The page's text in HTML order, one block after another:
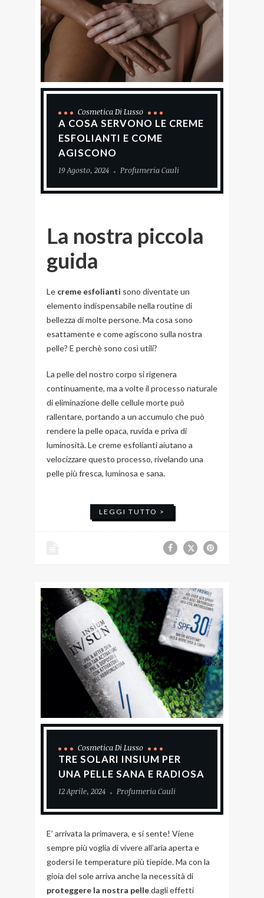
Cosmetica Di Lusso
A COSA SERVONO LE CREME
ESFOLIANTI E COME
AGISCONO
19 Agosto, 2024 Profumeria Cauli
La nostra piccola
guida
Le creme esfolianti sono diventate un
elemento indispensabile nella routine di
bellezza di molte persone. Ma cosa sono
esattamente e come agiscono sulla nostra
pelle? E perchè sono così utili?
La pelle del nostro corpo si rigenera
continuamente, ma a volte il processo naturale
di eliminazione delle cellule morte può
rallentare, portando a un accumulo che può
rendere la pelle opaca, ruvida e priva di
luminosità. Le creme esfolianti aiutano a
velocizzare questo processo, rivelando una
pelle più fresca, luminosa e sana.
LEGGI TUTTO >
Cosmetica Di Lusso
TRE SOLARI INSIUM PER
UNA PELLE SANA E RADIOSA
12 Aprile, 2024 Profumeria Cauli
E’ arrivata la primavera, e si sente! Viene
sempre più voglia di vivere all’aria aperta e
godersi le temperature più tiepide. Ma con la
gioia del sole arriva anche la necessità di
proteggere la nostra pelledagli effetti